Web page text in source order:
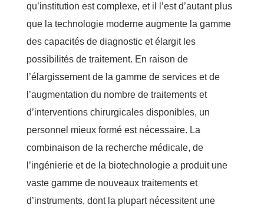
qu’institution est complexe, et il l’est d’autant plus
que la technologie moderne augmente la gamme
des capacités de diagnostic et élargit les
possibilités de traitement. En raison de
l’élargissement de la gamme de services et de
l’augmentation du nombre de traitements et
d’interventions chirurgicales disponibles, un
personnel mieux formé est nécessaire. La
combinaison de la recherche médicale, de
l’ingénierie et de la biotechnologie a produit une
vaste gamme de nouveaux traitements et
d’instruments, dont la plupart nécessitent une